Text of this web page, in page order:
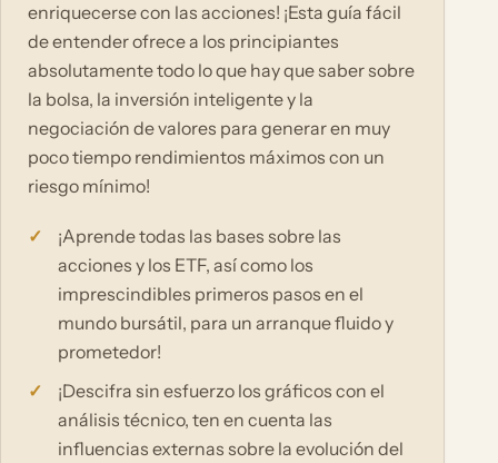
enriquecerse con las acciones! ¡Esta guía fácil
de entender ofrece a los principiantes
absolutamente todo lo que hay que saber sobre
la bolsa, la inversión inteligente y la
negociación de valores para generar en muy
poco tiempo rendimientos máximos con un
riesgo mínimo!
¡Aprende todas las bases sobre las
acciones y los ETF, así como los
imprescindibles primeros pasos en el
mundo bursátil, para un arranque fluido y
prometedor!
¡Descifra sin esfuerzo los gráficos con el
análisis técnico, ten en cuenta las
influencias externas sobre la evolución del